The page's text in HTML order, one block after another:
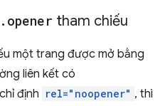
. opener tham chiếu
một trang được mở bằng
liên kết có
định rel="noopener" , thì